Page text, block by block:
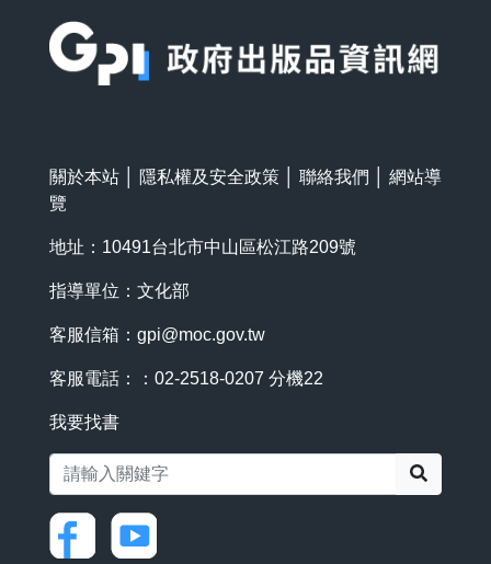
關於本站 隱私權及安全政策 聯絡我們
網站導
覽
地址：10491台北市中山區松江路209號
指導單位：文化部
客服信箱： gpi@moc.gov.tw
客服電話：：02-2518-0207 分機22
我要找書